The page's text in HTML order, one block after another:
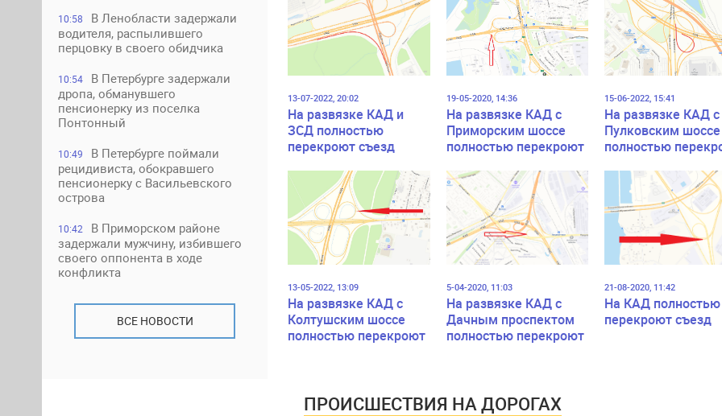
10:58
В Ленобласти задержали
водителя, распылившего
перцовку в своего обидчика
10:54
В Петербурге задержали
дропа, обманувшего
пенсионерку из поселка
Понтонный
10:49
В Петербурге поймали
рецидивиста, обокравшего
пенсионерку с Васильевского
острова
10:42
В Приморском районе
задержали мужчину, избившего
своего оппонента в ходе
конфликта
ВСЕ НОВОСТИ
13-07-2022, 20:02
На развязке КАД и
ЗСД полностью
перекроют съезд
19-05-2020, 14:36
На развязке КАД с
Приморским шоссе
полностью перекроют
15-06-2022, 15:41
На развязке КАД с
Пулковским шоссе
полностью
13-05-2022, 13:09
На развязке КАД с
Колтушским шоссе
полностью перекроют
5-04-2020, 11:03
На развязке КАД с
Дачным проспектом
полностью перекроют
21-08-2020, 11:42
На КАД полностью
перекроют съезд
ПРОИСШЕСТВИЯ НА ДОРОГАХ